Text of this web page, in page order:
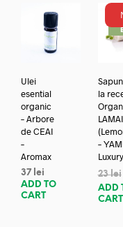
Ulei
esential
organic
– Arbore
de CEAI
–
Aromax
37 lei
ADD TO
CART
la
–
Luxury
23lei
ADD
CART